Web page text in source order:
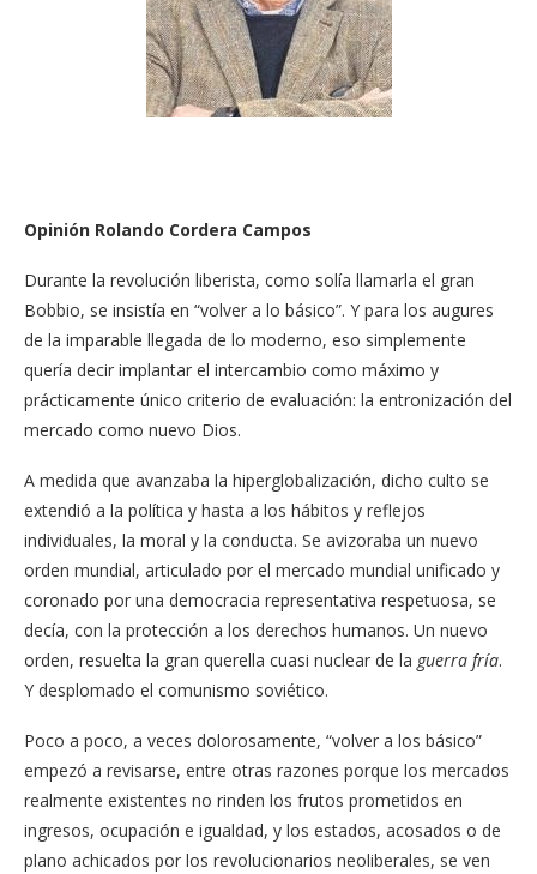
Opinión Rolando Cordera Campos
Durante la revolución liberista, como solía llamarla el gran
Bobbio, se insistía en “volver a lo básico”. Y para los augures
de la imparable llegada de lo moderno, eso simplemente
quería decir implantar el intercambio como máximo y
prácticamente único criterio de evaluación: la entronización del
mercado como nuevo Dios.
A medida que avanzaba la hiperglobalización, dicho culto se
extendió a la política y hasta a los hábitos y reflejos
individuales, la moral y la conducta. Se avizoraba un nuevo
orden mundial, articulado por el mercado mundial unificado y
coronado por una democracia representativa respetuosa, se
decía, con la protección a los derechos humanos. Un nuevo
orden, resuelta la gran querella cuasi nuclear de la guerra fría.
Y desplomado el comunismo soviético.
Poco a poco, a veces dolorosamente, “volver a los básico”
empezó a revisarse, entre otras razones porque los mercados
realmente existentes no rinden los frutos prometidos en
ingresos, ocupación e igualdad, y los estados, acosados o de
plano achicados por los revolucionarios neoliberales, se ven